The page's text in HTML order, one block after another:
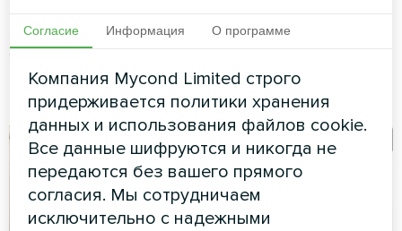
Split серии BeeHeat
обеспечивают эффективное
отопление и охлаждение
круглый год.
Согласие Информация О программе
Компания Mycond Limited строго
придерживается политики хранения
данных и использования файлов cookie.
Все данные шифруются и никогда не
передаются без вашего прямого
согласия. Мы сотрудничаем
исключительно с надежными